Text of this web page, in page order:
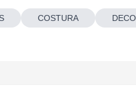
COSTURA